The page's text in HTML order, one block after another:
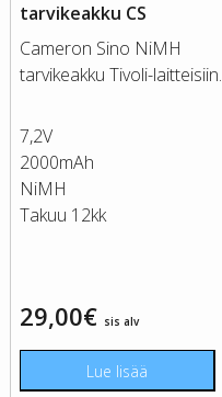
tarvikeakku CS
Cameron Sino NiMH
tarvikeakku Tivoli-laitteisiin.
7,2V
2000mAh
NiMH
Takuu 12kk
29,00€ sis alv
Lue lisää